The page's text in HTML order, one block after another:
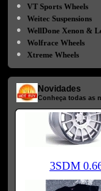
●
VT Sports Wheels
●
Weitec Suspensions
●
WellDone Xenon &
●
Wolfrace Wheels
●
Xtreme Wheels
Novidades
Conheça todas as